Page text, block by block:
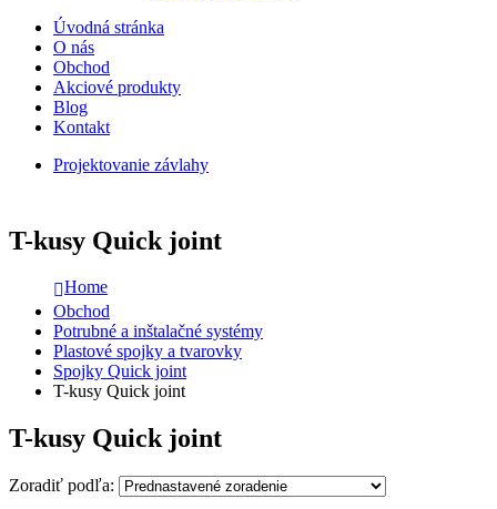
Úvodná stránka
O nás
Obchod
Akciové produkty
Blog
Kontakt
Projektovanie závlahy
T-kusy Quick joint
Home
Obchod
Potrubné a inštalačné systémy
Plastové spojky a tvarovky
Spojky Quick joint
T-kusy Quick joint
T-kusy Quick joint
Zoradiť podľa: